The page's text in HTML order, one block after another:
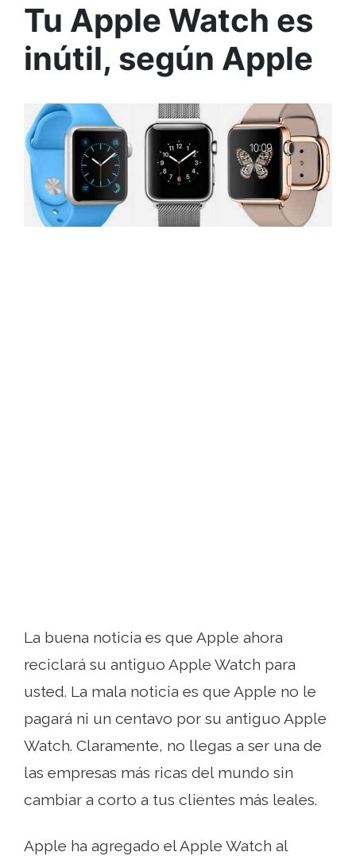
Tu Apple Watch es
inútil, según Apple
La buena noticia es que Apple ahora
reciclará su antiguo Apple Watch para
usted. La mala noticia es que Apple no le
pagará ni un centavo por su antiguo Apple
Watch. Claramente, no llegas a ser una de
las empresas más ricas del mundo sin
cambiar a corto a tus clientes más leales.
Apple ha agregado el Apple Watch al